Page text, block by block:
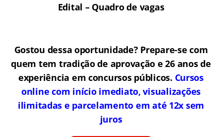
Edital – Quadro de vagas
Gostou dessa oportunidade? Prepare-se com
quem tem tradição de aprovação e 26 anos de
experiência em concursos públicos. Cursos
online com início imediato, visualizações
ilimitadas e parcelamento em até 12x sem
juros